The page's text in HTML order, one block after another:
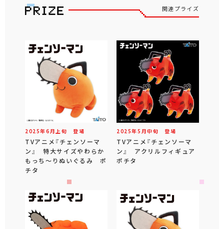
関連プライズ
2025年6 月 上旬 登場
TVアニメ『チェンソーマ
ン』 特大サイズやわらか
もっち～りぬいぐるみ ポ
チタ
2025年5 月中旬 登場
TVアニメ『チェンソーマ
ン』 アクリルフィギュア
ポチタ